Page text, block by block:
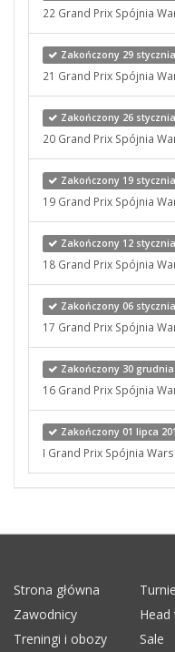
22 Grand Prix Spójnia
Zakończony 29
21 Grand Prix Spójnia
Zakończony 26
20 Grand Prix Spójnia
Zakończony 19
19 Grand Prix Spójnia
Zakończony 12
18 Grand Prix Spójnia
Zakończony 06
17 Grand Prix Spójnia
Zakończony 30 grudnia
16 Grand Prix Spójnia
Zakończony 01 lipca
I Grand Prix Spójnia
Strona główna
Zawodnicy
Head
Treningi i obozy
Sale